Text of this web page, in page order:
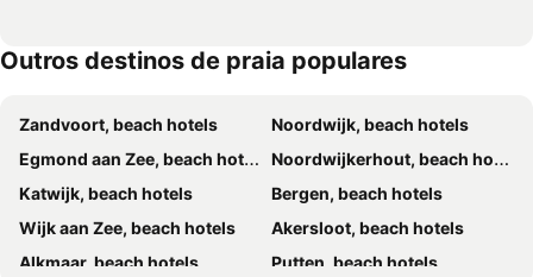
Outros destinos de praia populares
Zandvoort, beach hotels
Noordwijk, beach hotels
Egmond aan Zee, beach hotels
Noordwijkerhout, beach hotels
Katwijk, beach hotels
Bergen, beach hotels
Wijk aan Zee, beach hotels
Akersloot, beach hotels
Alkmaar, beach hotels
Putten, beach hotels